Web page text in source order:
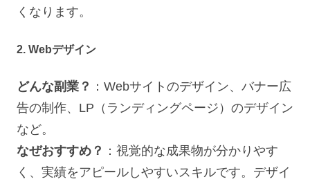
くなります。
2. Webデザイン
どんな副業？ ：Webサイトのデザイン、バナー広
告の制作、LP（ランディングページ）のデザイン
など。
なぜおすすめ？ ：視覚的な成果物が分かりやす
く、実績をアピールしやすいスキルです。デザイ